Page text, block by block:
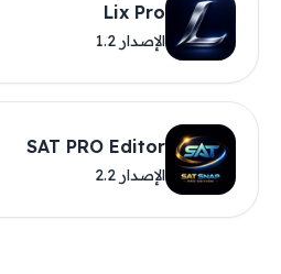
Lix Pro
الإصدار 1.2
SAT PRO Editor
الإصدار 2.2